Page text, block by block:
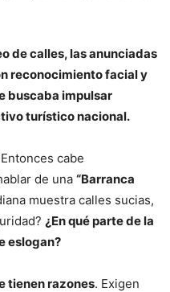
de calles, las anunciadas
reconocimiento facial y
buscaba impulsar
turístico nacional.
cabe
de una “Barranca
muestra calles sucias,
¿En qué parte de la
eslogan?
tienen razones. Exigen